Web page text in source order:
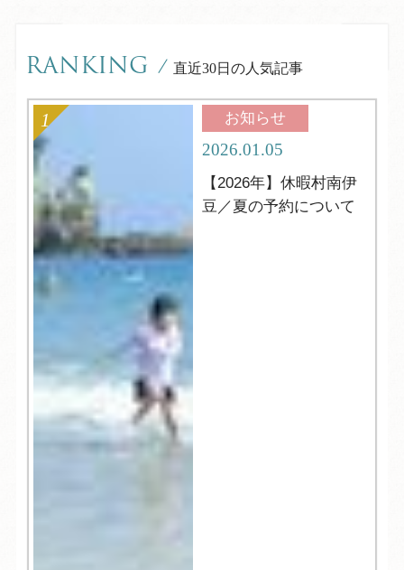
RANKING / 直近30日の人気記事
お知らせ
2026.01.05
【2026年】休暇村南伊
豆／夏の予約について